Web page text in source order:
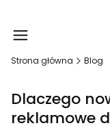
Strona główna Blog
Dlaczego
reklamowe